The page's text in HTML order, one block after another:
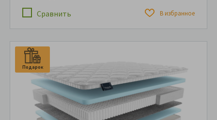
Сравнить В избранное
Подарок